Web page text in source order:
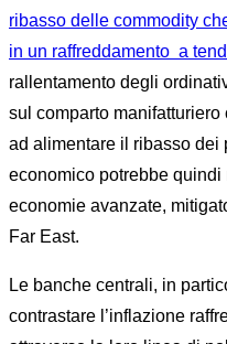
ribasso delle commodity
in un raffreddamento a
rallentamento degli
sul comparto
ad alimentare il ribasso dei
economico potrebbe
economie avanzate,
Far East.
Le banche centrali, in
contrastare l’inflazione